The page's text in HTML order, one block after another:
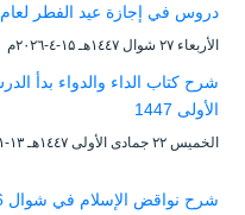
دروس في إجازة عيد الفطر لعام 1447
الأربعاء ۲۷ شوال ۱٤٤۷هـ ۱۵-٤-۲۰۲٦م
الأولى 1447
الخميس ۲۲ جمادى الأولى ۱٤٤۷هـ ۱۳-۱۱-۲۰۲۵م